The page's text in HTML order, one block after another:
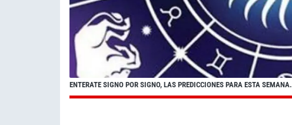
ENTERATE SIGNO POR SIGNO, LAS PREDICCIONES PARA ESTA SEMANA.